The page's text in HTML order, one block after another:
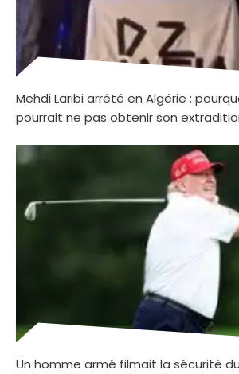
Mehdi Laribi arrêté en Algérie :
pourrait ne pas obtenir son
Un homme armé filmait la sécurité